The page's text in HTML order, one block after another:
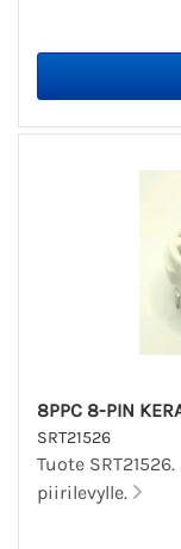
8PPC 8-PIN
SRT21526
Tuote
piirilevylle.